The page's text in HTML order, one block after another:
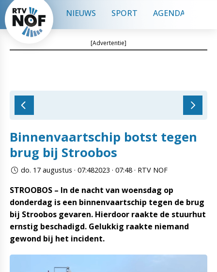
NIEUWS SPORT AGENDA
[Advertentie]
Binnenvaartschip botst tegen
brug bij Stroobos
do. 17 augustus · 07:482023 · 07:48 · RTV NOF
STROOBOS – In de nacht van woensdag op
donderdag is een binnenvaartschip tegen de brug
bij Stroobos gevaren. Hierdoor raakte de stuurhut
ernstig beschadigd. Gelukkig raakte niemand
gewond bij het incident.